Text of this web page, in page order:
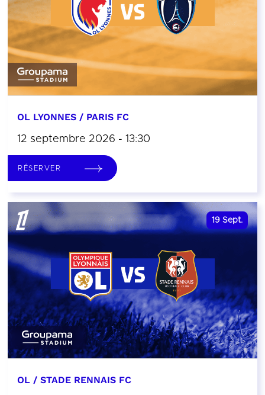
OL LYONNES / PARIS FC
12 septembre 2026 - 13:30
RÉSERVER
19 Sept.
OL / STADE RENNAIS FC